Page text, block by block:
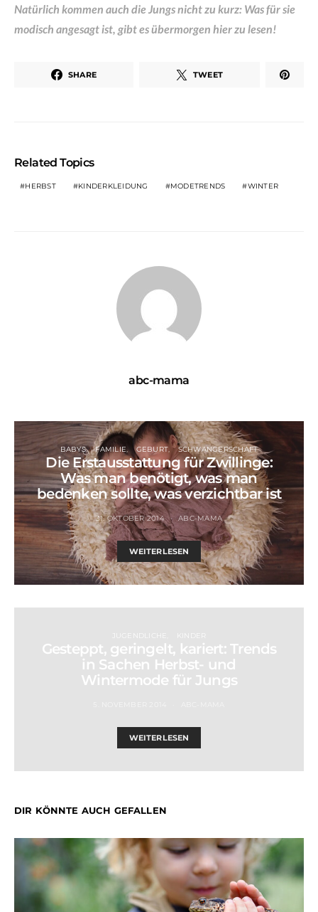
Natürlich kommen auch die Jungs nicht zu kurz: Was für sie
modisch angesagt ist, gibt es übermorgen hier zu lesen!
SHARE TWEET
Related Topics
HERBST KINDERKLEIDUNG MODETRENDS WINTER
abc-mama
BABYS FAMILIE GEBURT SCHWANGERSCHAFT
Die Erstausstattung für Zwillinge:
Was man benötigt, was man
bedenken sollte, was verzichtbar ist
31. OKTOBER 2014 ABC-MAMA
WEITERLESEN
JUGENDLICHE KINDER
Gesteppt, geringelt, kariert: Trends
in Sachen Herbst- und
Wintermode für Jungs
WEITERLESEN
DIR KÖNNTE AUCH GEFALLEN